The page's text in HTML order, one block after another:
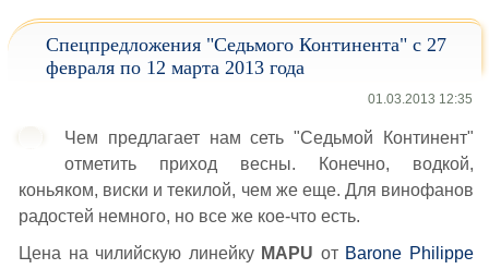
Спецпредложения "Седьмого Континента" с 27
февраля по 12 марта 2013 года
01.03.2013 12:35
Чем предлагает нам сеть "Седьмой Континент"
отметить приход весны. Конечно, водкой,
коньяком, виски и текилой, чем же еще. Для винофанов
радостей немного, но все же кое-что есть.
Цена на чилийскую линейку MAPU от Barone Philippe